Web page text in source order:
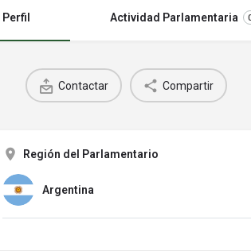
Perfil Actividad Parlamentaria
Contactar Compartir
Región del Parlamentario
Argentina